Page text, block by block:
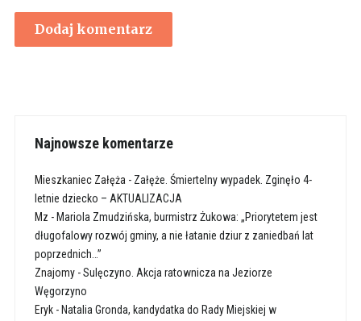
Najnowsze komentarze
Mieszkaniec Załęża - Załęże. Śmiertelny wypadek. Zginęło 4-
letnie dziecko – AKTUALIZACJA
Mz - Mariola Zmudzińska, burmistrz Żukowa: „Priorytetem jest
długofalowy rozwój gminy, a nie łatanie dziur z zaniedbań lat
poprzednich…”
Znajomy-Sulęczyno. Akcja ratownicza na Jeziorze
Węgorzyno
Eryk- Natalia Gronda, kandydatka do Rady Miejskiej w